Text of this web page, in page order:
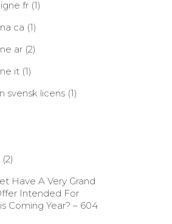
fr(1)
ca (1)
ar(2)
it(1)
svensk licens(1)
(2)
Have A Very Grand
Intended For
Coming Year? – 604